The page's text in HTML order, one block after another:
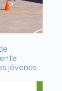
jóvenes